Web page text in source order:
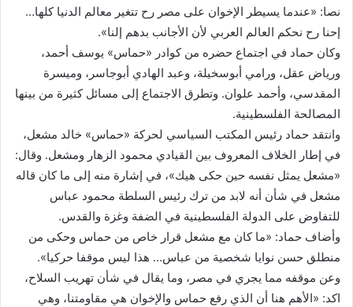
نصا: «عندما يسيطر الإخوان على مصر رح تتغير معالم الدنيا كلها…
إحنا رح نحكم العالم العربي لأن الأجانب بدهم إلنا».
وكان حماد في اجتماع حضره من كوادر «حماس» يوسف أحمد،
ورياض عقل، ورامي أبوسخيلة، وعبد الهادي أبوجاسر، وميسرة
المقدسي، وأحمد علوان. وتطرق الاجتماع إلى مسائل كثيرة من بينها
المصالحة الفلسطينية.
وانتقد حماد رئيس المكتب السياسي لحركة «حماس» خالد مشعل،
في إطار الخلاف المعروف بين القيادي محمود الزهار ومشعل. وقال:
«مشعل يمثل نفسه حين حكى هيك»، في إشارة منه إلى ما كان قاله
مشعل في شأن أنه لابد من ترك رئيس السلطة محمود عباس
للتفاوض على الدولة الفلسطينية في الضفة وغزة والقدس.
وأضاف حماد: «ما كان مع مشعل قرار خاص من حماس وحكى من
منطلق حسن نوايا شخصية من عباس… هذا ليس موقفا حركيا».
وعن موقفه مما يجري في مصر، وما يقال في شأن تهريب السلاح،
اكد: «الأهم هنا أن الذي رفع حماس والإخوان هي مقاومتنا، وهي